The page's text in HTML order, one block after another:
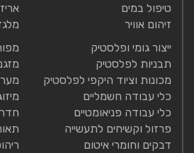
טיפול במים
זיהום אוויר
ייצור גומי ופלסטיק
תבניות לפלסטיק
מכונות וציוד היקפי לפלסטיק
כלי עבודה חשמליים
כלי עבודה פניאומטיים
פרזול וקשיחים לתעשייה
דבקים וחומרי איטום